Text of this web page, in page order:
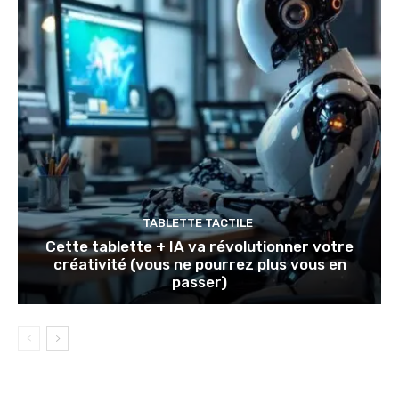
TABLETTE TACTILE
Cette tablette + IA va révolutionner votre
créativité (vous ne pourrez plus vous en
passer)